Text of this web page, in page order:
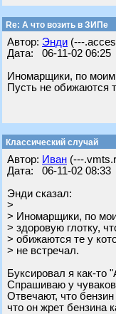
Re: А что возить в ЗИПе
Автор: Энди (---
Дата: 06-11-02 06:25
Иномарщики, по
Пусть не обижаются
Классический случай
Автор: Иван (---
Дата: 06-11-02 08:33
Энди сказал:
>
> Иномарщики, по
> здоровую глотку,
> обижаются те у
> не встречал.
Буксировал я как-то
Спрашиваю у
Отвечают, что
что он жрет бензина